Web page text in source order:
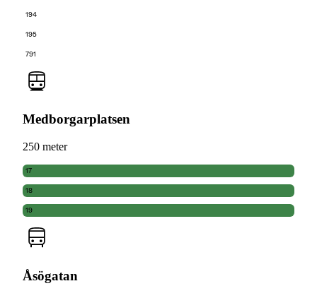
194
195
791
Medborgarplatsen
250 meter
17
18
19
Åsögatan